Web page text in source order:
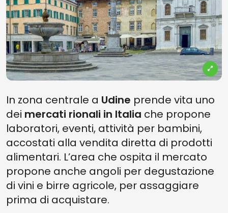
In zona centrale a Udine prende vita uno
dei mercati rionali in Italia che propone
laboratori, eventi, attività per bambini,
accostati alla vendita diretta di prodotti
alimentari. L’area che ospita il mercato
propone anche angoli per degustazione
di vini e birre agricole, per assaggiare
prima di acquistare.